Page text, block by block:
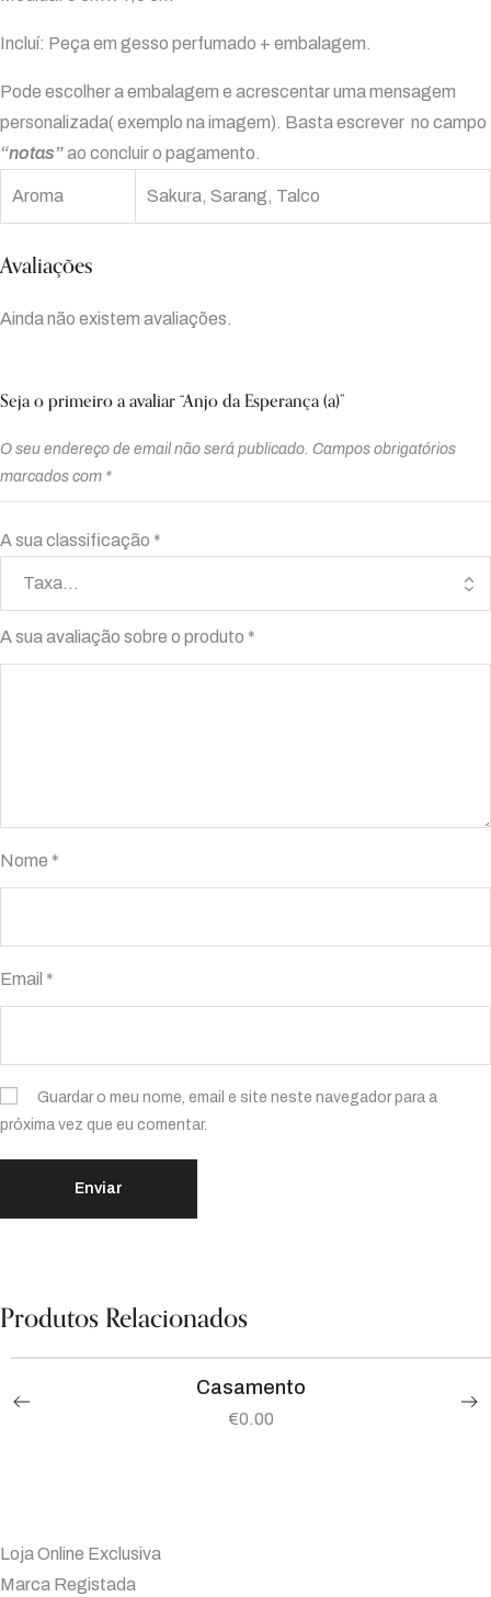
Incluí: Peça em gesso perfumado + embalagem.
Pode escolher a embalagem e acrescentar uma mensagem
personalizada( exemplo na imagem). Basta escrever no campo
“notas”ao concluir o pagamento.
Aroma Sakura, Sarang, Talco
Avaliações
Ainda não existem avaliações.
Seja o primeiro a avaliar “Anjo da Esperança (a)”
O seu endereço de email não será publicado. Campos obrigatórios
marcados com *
A sua classificação *
A sua avaliação sobre o produto *
Nome *
Email *
Guardar o meu nome, email e site neste navegador para a
próxima vez que eu comentar.
Produtos Relacionados
Casamento
€0.00
Loja Online Exclusiva
Marca Registada